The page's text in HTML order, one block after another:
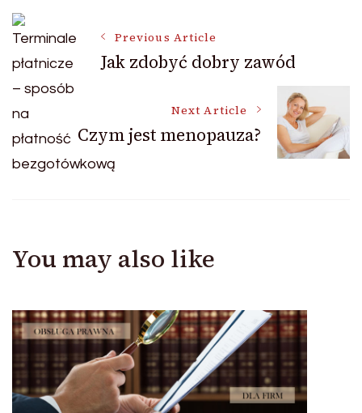
Post
Navigation
Previous Article
Jak zdobyć dobry zawód
Next Article
Czym jest menopauza?
You may also like